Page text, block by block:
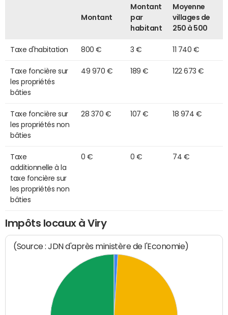
Montant
Montant
par
habitant
Moyenne
villages de
250 à 500
Taxe d'habitation 800 € 3 € 11 740 €
Taxe foncière sur
les propriétés
bâties
49 970 € 189 € 122 673 €
Taxe foncière sur
les propriétés non
bâties
28 370 € 107 € 18 974 €
Taxe
additionnelle à la
taxe foncière sur
les propriétés non
bâties
0 € 0 € 74 €
Impôts locaux à Viry
(Source : JDN d'après ministère de l'Economie)